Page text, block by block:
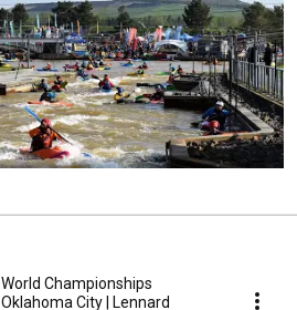
World Championships
Oklahoma City | Lennard